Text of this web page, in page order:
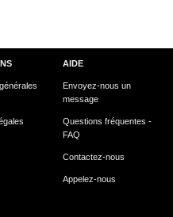
AIDE
Envoyez-nous un
message
Questions fréquentes -
FAQ
Contactez-nous
Appelez-nous